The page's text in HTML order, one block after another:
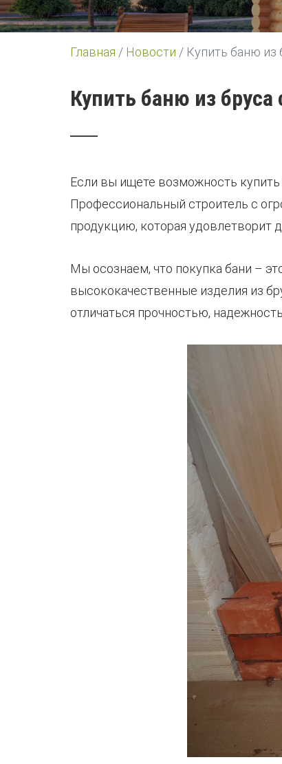
Главная / Новости / Купить баню из
Купить баню из бруса
Если вы ищете возможность
Профессиональный строитель с
продукцию, которая удовлетворит
Мы осознаем, что покупка бани –
высококачественные изделия из
отличаться прочностью,